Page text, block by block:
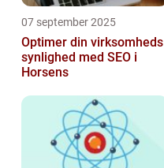
07 september 2025
Optimer din virksomheds
synlighed med SEO i
Horsens